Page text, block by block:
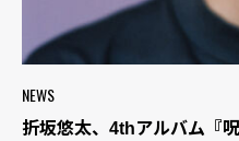
NEWS
折坂悠太、4thアルバム『